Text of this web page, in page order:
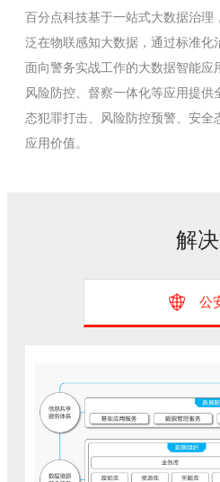
百分点科技基于一站式大数据治理
泛在物联感知大数据，通过标准化
面向警务实战工作的大数据智能
风险防控、督察一体化等应用提
态犯罪打击、风险防控预警、安全
应用价值。
解
公